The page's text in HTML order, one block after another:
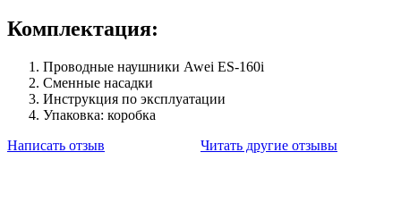
Комплектация:
Проводные наушники Awei ES-160i
Сменные насадки
Инструкция по эксплуатации
Упаковка: коробка
Написать отзыв
Читать другие отзывы